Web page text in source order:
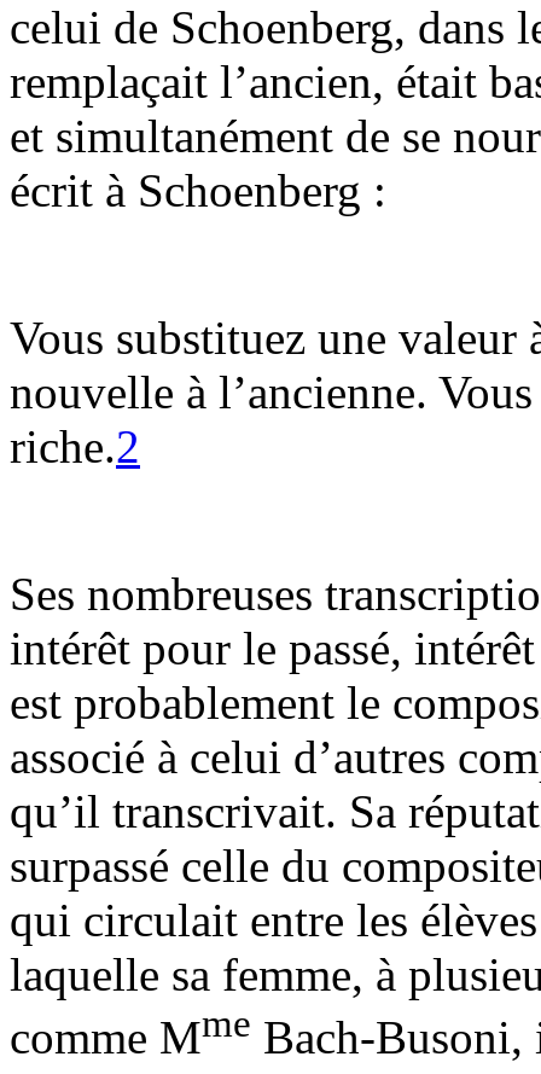
celui de Schoenberg, dans
remplaçait l’ancien, était
et simultanément de se
écrit à Schoenberg :
Vous substituez une valeur
nouvelle à l’ancienne.
riche.2
Ses nombreuses
intérêt pour le passé,
est probablement le
associé à celui d’autres
qu’il transcrivait. Sa
surpassé celle du
qui circulait entre les
laquelle sa femme, à
comme Mme Bach-Busoni,